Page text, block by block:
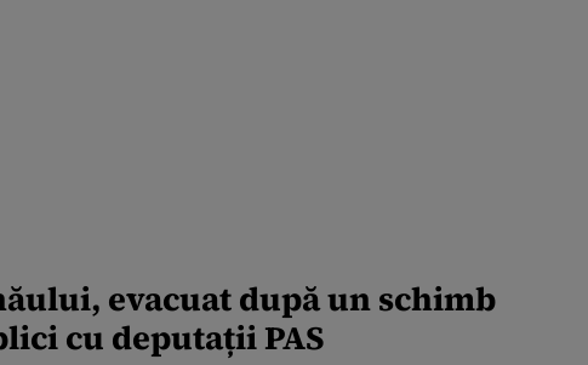
evacuat după un schimb
cu deputații PAS